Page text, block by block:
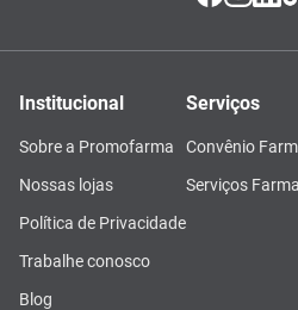
Institucional
Sobre a Promofarma
Nossas lojas
Política de Privacidade
Trabalhe conosco
Blog
Serviços
Convênio
Serviços